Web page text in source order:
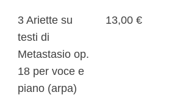
3 Ariette su
testi di
Metastasio op.
18 per voce e
piano (arpa)
13,00 €